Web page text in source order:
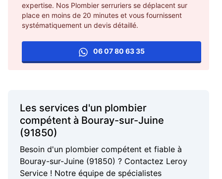
expertise. Nos Plombier serruriers se déplacent sur
place en moins de 20 minutes et vous fournissent
systématiquement un devis détaillé.
06 07 80 63 35
Les services d'un plombier
compétent à Bouray-sur-Juine
(91850)
Besoin d'un plombier compétent et fiable à
Bouray-sur-Juine (91850) ? Contactez Leroy
Service ! Notre équipe de spécialistes